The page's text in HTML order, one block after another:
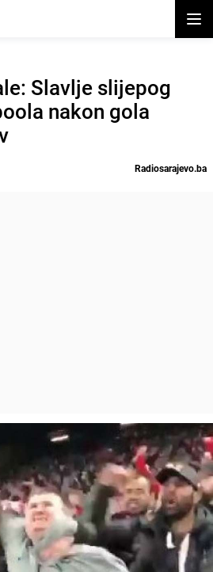
Slavlje slijepog
nakon gola
Radiosarajevo.ba